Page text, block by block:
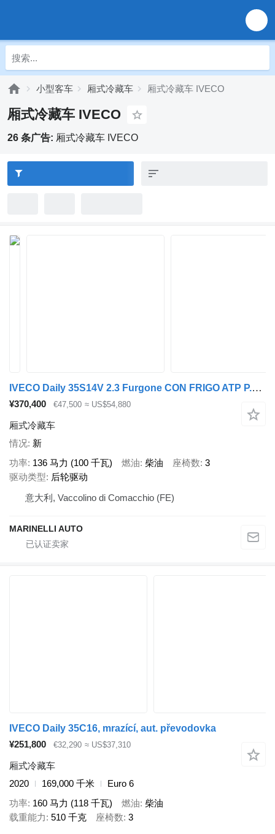
小型客车 厢式冷藏车 厢式冷藏车 IVECO
厢式冷藏车 IVECO
26 条广告: 厢式冷藏车 IVECO
IVECO Daily 35S14V 2.3 Furgone CON FRIGO ATP P.CONSEGNA
¥370,400 €47,500 ≈ US$54,880
厢式冷藏车
情况 新
功率 136 马力 (100 千瓦) 燃油 柴油 座椅数 3
驱动类型
后轮驱动
意大利, Vaccolino di Comacchio (FE)
MARINELLI AUTO
IVECO Daily 35C16, mrazící, aut. převodovka
¥251,800
€32,290 ≈ US$37,310
厢式冷藏车
2020
169,000 千米
Euro 6
功率 160 马力 (118 千瓦) 燃油 柴油
载重能力 510 千克 座椅数 3